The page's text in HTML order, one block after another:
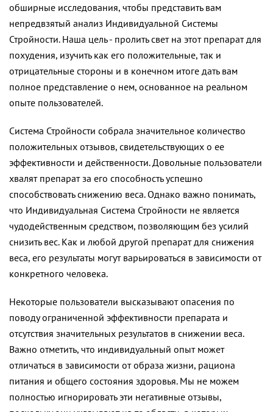
обширные исследования, чтобы представить вам
непредвзятый анализ Индивидуальной Системы
Стройности. Наша цель - пролить свет на этот препарат для
похудения, изучить как его положительные, так и
отрицательные стороны и в конечном итоге дать вам
полное представление о нем, основанное на реальном
опыте пользователей.
Система Стройности собрала значительное количество
положительных отзывов, свидетельствующих о ее
эффективности и действенности. Довольные пользователи
хвалят препарат за его способность успешно
способствовать снижению веса. Однако важно понимать,
что Индивидуальная Система Стройности не является
чудодейственным средством, позволяющим без усилий
снизить вес. Как и любой другой препарат для снижения
веса, его результаты могут варьироваться в зависимости от
конкретного человека.
Некоторые пользователи высказывают опасения по
поводу ограниченной эффективности препарата и
отсутствия значительных результатов в снижении веса.
Важно отметить, что индивидуальный опыт может
отличаться в зависимости от образа жизни, рациона
питания и общего состояния здоровья. Мы не можем
полностью игнорировать эти негативные отзывы,